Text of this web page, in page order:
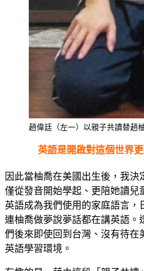
趙偉廷（左一）以親子共讀替趙
英語是開啟對這個世界
因此當柚喬在美國出生後，我
僅從發音開始學起、更陪她讀兒
英語成為我們使用的家庭語言，
連柚喬做夢說夢話都在講英語。
們後來即使回到台灣、沒有待在
英語學習環境。